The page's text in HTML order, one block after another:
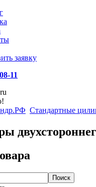
заявку
11
Стандартные